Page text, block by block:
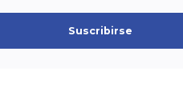
Suscribirse